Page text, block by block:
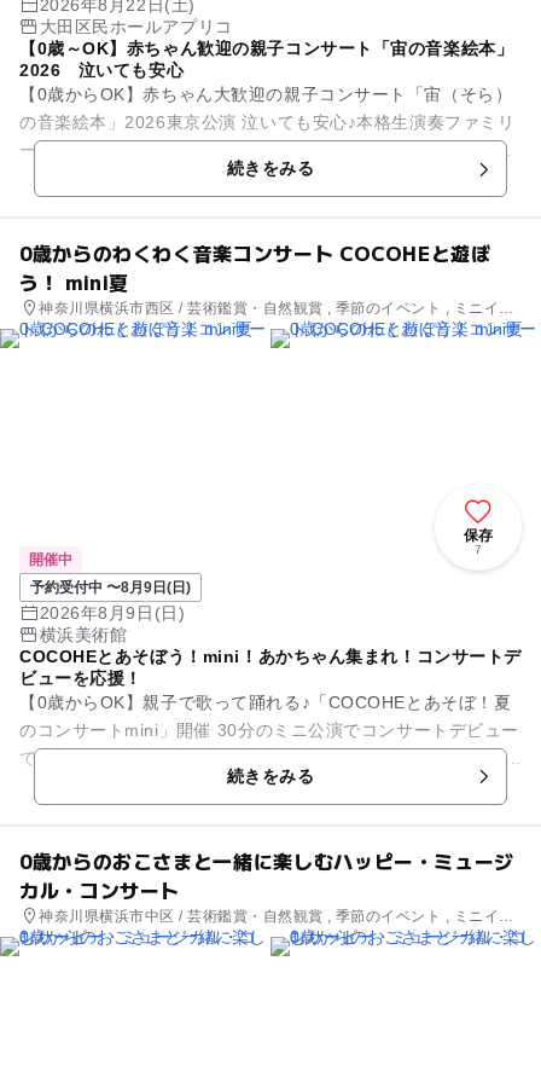
2026年8月22日(土)
大田区民ホールアプリコ
【0歳～OK】赤ちゃん歓迎の親子コンサート「宙の音楽絵本」
2026 泣いても安心
【0歳からOK】赤ちゃん大歓迎の親子コンサート「宙（そら）
の音楽絵本」2026東京公演 泣いても安心♪本格生演奏ファミリ
ーコンサート 赤ちゃんと一緒に楽しめる“本格コンサート”を探
続きをみる
0歳からのわくわく音楽コンサート COCOHEと遊ぼ
う！ mini夏
神奈川県横浜市西区 / 芸術鑑賞・自然観賞 , 季節のイベント , ミニイベ
ント
保存
7
開催中
予約受付中 〜8月9日(日)
2026年8月9日(日)
横浜美術館
COCOHEとあそぼう！mini！あかちゃん集まれ！コンサートデ
ビューを応援！
【0歳からOK】親子で歌って踊れる♪「COCOHEとあそぼ！夏
のコンサートmini」開催 30分のミニ公演でコンサートデビュー
でも安心。 赤ちゃん歓迎ファミリーイベントです。 夏休みに...
続きをみる
0歳からのおこさまと一緒に楽しむハッピー・ミュージ
カル・コンサート
神奈川県横浜市中区 / 芸術鑑賞・自然観賞 , 季節のイベント , ミニイベ
ント